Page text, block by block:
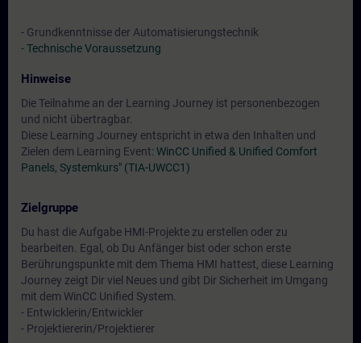
- Grundkenntnisse der Automatisierungstechnik
-Technische Voraussetzung
Hinweise
Die Teilnahme an der Learning Journey ist personenbezogen
und nicht übertragbar.
Diese Learning Journey entspricht in etwa den Inhalten und
Zielen dem Learning Event: WinCC Unified & Unified Comfort
Panels, Systemkurs" (TIA-UWCC1)
Zielgruppe
Du hast die Aufgabe HMI-Projekte zu erstellen oder zu
bearbeiten. Egal, ob Du Anfänger bist oder schon erste
Berührungspunkte mit dem Thema HMI hattest, diese Learning
Journey zeigt Dir viel Neues und gibt Dir Sicherheit im Umgang
mit dem WinCC Unified System.
- Entwicklerin/Entwickler
- Projektiererin/Projektierer